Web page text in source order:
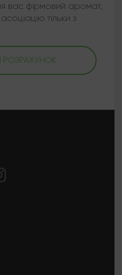
вас фірмовий аромат,
тільки з
РОЗРАХУНОК